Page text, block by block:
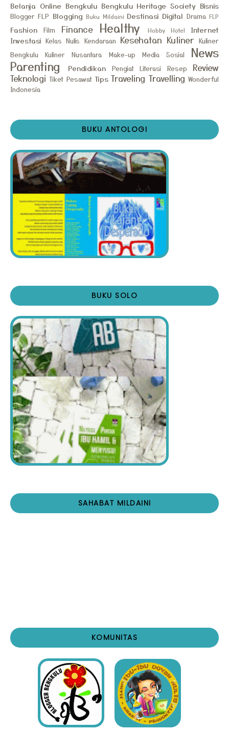
Belanja Online Bengkulu Bengkulu Heritage Society Bisnis
Blogger FLP Blogging Buku Mildaini Destinasi Digital Drama FLP
Fashion Film Finance Healthy Hobby Hotel
Internet
Investasi Kelas Nulis Kendaraan Kesehatan Kuliner Kuliner
Bengkulu
Kuliner Nusantara Make-up Media Sosial
News
Parenting
Pendidikan Pengiat Literasi Resep
Review
Teknologi Tiket Pesawat Tips Traveling Travelling Wonderful
Indonesia
BUKU ANTOLOGI
BUKU SOLO
SAHABAT MILDAINI
KOMUNITAS